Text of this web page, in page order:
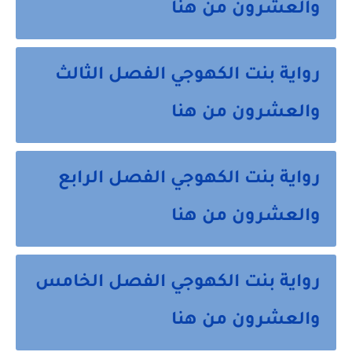
والعشرون من هنا
رواية بنت الكهوجي الفصل الثالث
والعشرون من هنا
رواية بنت الكهوجي الفصل الرابع
والعشرون من هنا
رواية بنت الكهوجي الفصل الخامس
والعشرون من هنا